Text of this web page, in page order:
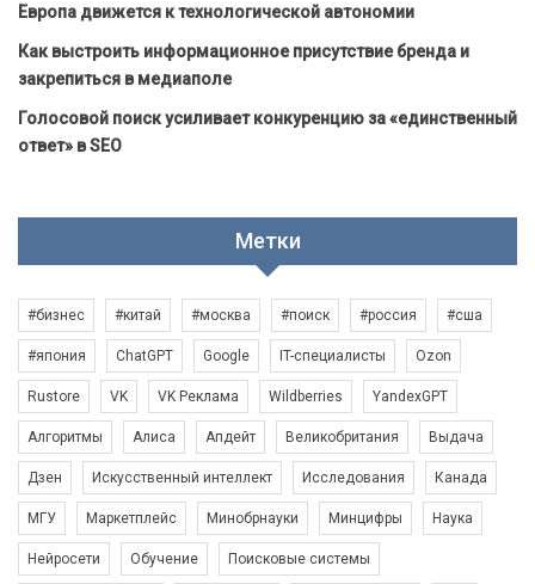
Европа движется к технологической автономии
Как выстроить информационное присутствие бренда и
закрепиться в медиаполе
Голосовой поиск усиливает конкуренцию за «единственный
ответ» в SEO
Метки
#бизнес #китай #москва #поиск #россия #сша
#япония ChatGPT Google IT-специалисты Ozon
Rustore VK VK Реклама Wildberries YandexGPT
Алгоритмы Алиса Апдейт Великобритания Выдача
Дзен Искусственный интеллект Исследования Канада
МГУ Маркетплейс Минобрнауки Минцифры Наука
Нейросети Обучение Поисковые системы